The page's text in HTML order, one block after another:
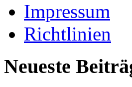
Impressum
Richtlinien
Neueste